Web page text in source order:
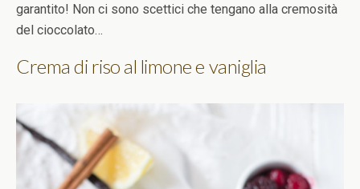
garantito! Non ci sono scettici che tengano alla cremosità
del cioccolato…
Crema di riso al limone e vaniglia